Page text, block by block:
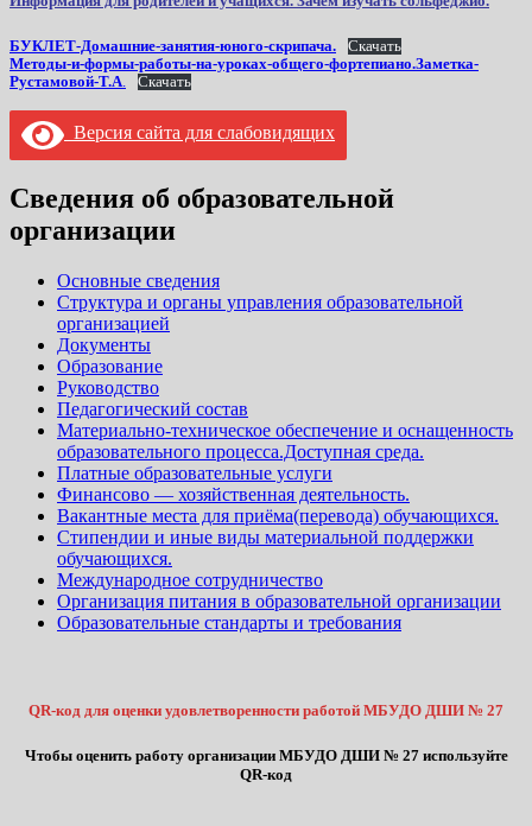
БУКЛЕТ-Домашние-занятия-юного-скрипача.
Скачать
Методы-и-формы-работы-на-уроках-общего-фортепиано.Заметка-
Рустамовой-Т.А
Скачать
Версия сайта для слабовидящих
Сведения об образовательной
организации
Основные сведения
Структура и органы управления образовательной
организацией
Документы
Образование
Руководство
Педагогический состав
Материально-техническое обеспечение и оснащенность
образовательного процесса.Доступная среда.
Платные образовательные услуги
Финансово — хозяйственная деятельность.
Вакантные места для приёма(перевода) обучающихся.
Стипендии и иные виды материальной поддержки
обучающихся.
Международное сотрудничество
Организация питания в образовательной организации
Образовательные стандарты и требования
QR-код для оценки удовлетворенности работой МБУДО ДШИ № 27
Чтобы оценить работу организации МБУДО ДШИ № 27 используйте
QR-код